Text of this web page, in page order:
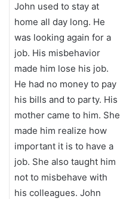
John used to stay at
home all day long. He
was looking again for a
job. His misbehavior
made him lose his job.
He had no money to pay
his bills and to party. His
mother came to him. She
made him realize how
important it is to have a
job. She also taught him
not to misbehave with
his colleagues. John